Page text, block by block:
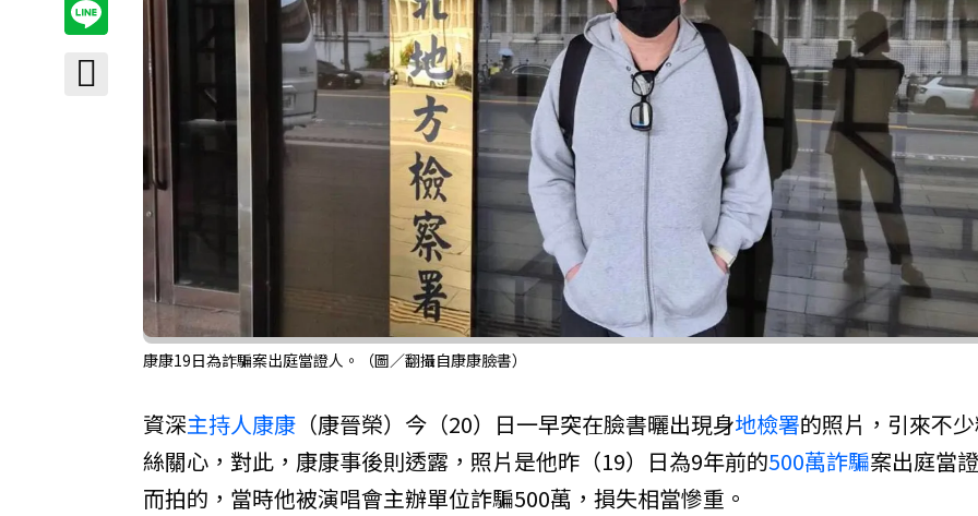
康康19日為詐騙案出庭當證人。（圖／翻攝自康康臉書）
資深主持人康康 （康晉榮）今（20）日一早突在臉書曬出現身地檢署的照片，引來不
絲關心，對此，康康事後則透露，照片是他昨（19）日為9年前的500萬詐騙案出庭當
而拍的，當時他被演唱會主辦單位詐騙500萬，損失相當慘重。